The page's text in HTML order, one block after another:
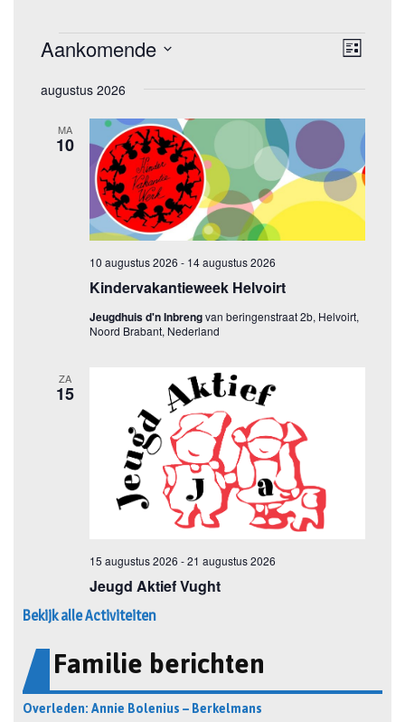
Bekijk alle Activiteiten
Familie berichten
Overleden: Annie Bolenius – Berkelmans